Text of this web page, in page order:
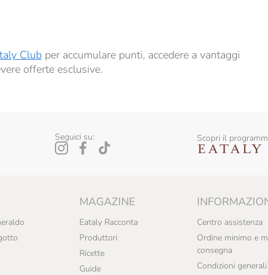
Clubper accumulare punti, accedere a vantaggi
offerte esclusive.
Seguici su: Scopri il
MAGAZINE
Eataly Racconta
Produttori
Ricette
Guide
Centro assistenza
Ordine minimo e
consegna
Condizioni generali